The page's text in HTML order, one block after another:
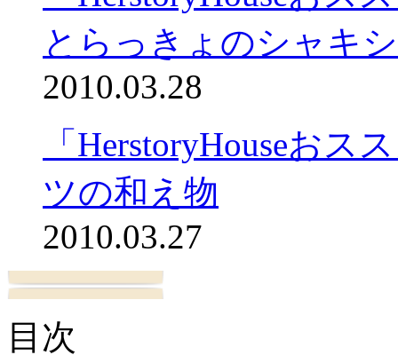
とらっきょのシャキ
2010.03.28
「HerstoryHouseお
ツの和え物
2010.03.27
目次